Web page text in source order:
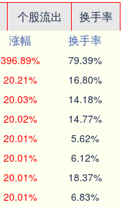
个股流出
换手率
涨幅
换手率
396.89% 79.39%
20.21% 16.80%
20.03% 14.18%
20.02% 14.77%
20.01% 5.62%
20.01% 6.12%
20.01% 18.37%
20.01% 6.83%